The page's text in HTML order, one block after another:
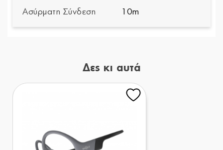
Ασύρματη Σύνδεση 10m
Δες κι αυτά